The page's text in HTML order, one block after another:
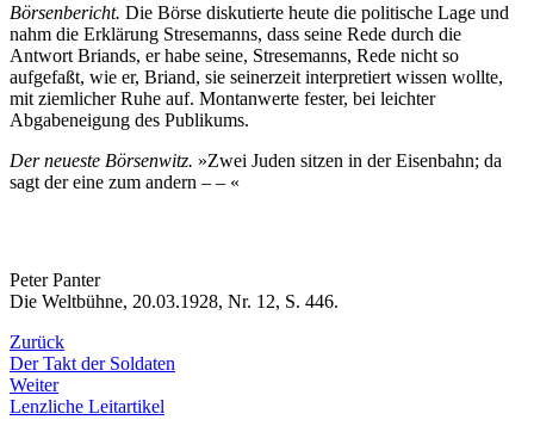
Börsenbericht. Die Börse diskutierte heute die politische Lage und
nahm die Erklärung Stresemanns, dass seine Rede durch die
Antwort Briands, er habe seine, Stresemanns, Rede nicht so
aufgefaßt, wie er, Briand, sie seinerzeit interpretiert wissen wollte,
mit ziemlicher Ruhe auf. Montanwerte fester, bei leichter
Abgabeneigung des Publikums.
Der neueste Börsenwitz. »Zwei Juden sitzen in der Eisenbahn; da
sagt der eine zum andern – – «
Peter Panter
Die Weltbühne, 20.03.1928, Nr. 12, S. 446.
Zurück
Der Takt der Soldaten
Weiter
Lenzliche Leitartikel